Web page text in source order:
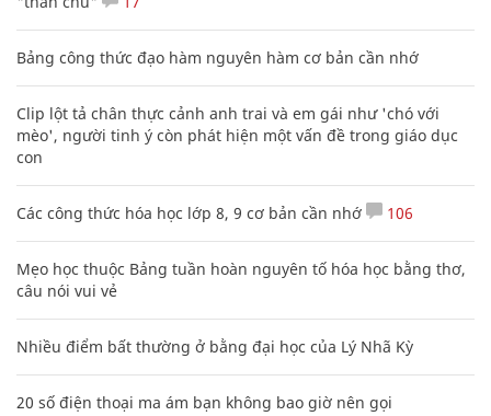
Bảng công thức đạo hàm nguyên hàm cơ bản cần nhớ
Clip lột tả chân thực cảnh anh trai và em gái như 'chó với
mèo', người tinh ý còn phát hiện một vấn đề trong giáo dục
con
Các công thức hóa học lớp 8, 9 cơ bản cần nhớ 106
Mẹo học thuộc Bảng tuần hoàn nguyên tố hóa học bằng thơ,
câu nói vui vẻ
Nhiều điểm bất thường ở bằng đại học của Lý Nhã Kỳ
20 số điện thoại ma ám bạn không bao giờ nên gọi